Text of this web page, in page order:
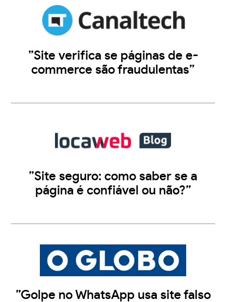
”Site verifica se páginas de e-
commerce são fraudulentas”
”Site seguro: como saber se a
página é confiável ou não?”
”Golpe no WhatsApp usa site falso